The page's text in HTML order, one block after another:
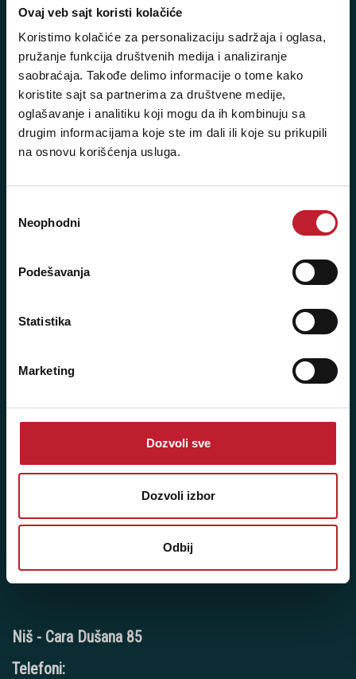
Ovaj veb sajt koristi kolačiće
Koristimo kolačiće za personalizaciju sadržaja i oglasa,
pružanje funkcija društvenih medija i analiziranje
saobraćaja. Takođe delimo informacije o tome kako
koristite sajt sa partnerima za društvene medije,
oglašavanje i analitiku koji mogu da ih kombinuju sa
drugim informacijama koje ste im dali ili koje su prikupili
na osnovu korišćenja usluga.
сагласности
Neophodni
Podešavanja
Statistika
Marketing
Dozvoli sve
Dozvoli izbor
Odbij
Novi Beograd - Milutina Milankovića 120D
Telefoni:
+381 11 777 7776
+381 11 7777 270
Ponedeljak - Petak: 9:00 - 20:00
Nedelja: Ne radimo
+381 21 3010 626
Subota: 10:00 - 15:00
Niš - Cara Dušana 85
Telefoni: